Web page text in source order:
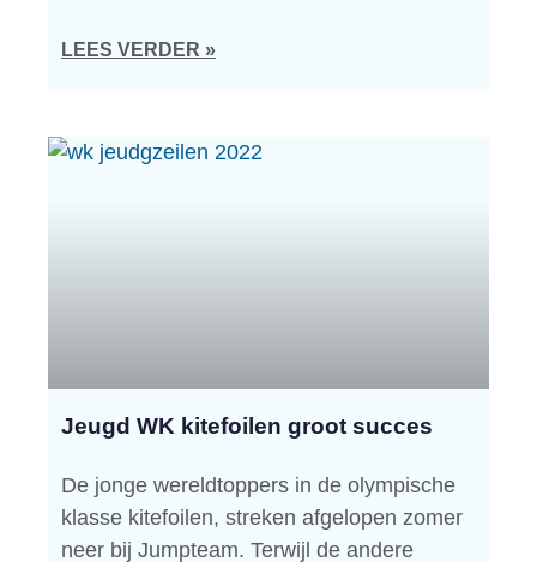
LEES VERDER »
Jeugd WK kitefoilen groot succes
De jonge wereldtoppers in de olympische
klasse kitefoilen, streken afgelopen zomer
neer bij Jumpteam. Terwijl de andere